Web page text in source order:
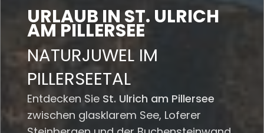
URLAUB IN ST. ULRICH
AM PILLERSEE
NATURJUWEL IM
PILLERSEETAL
Entdecken Sie St. Ulrich am Pillersee
zwischen glasklarem See, Loferer